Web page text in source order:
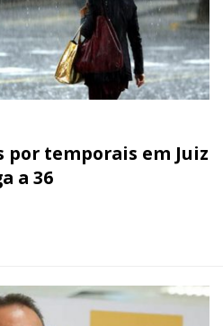
por temporais em Juiz
a 36